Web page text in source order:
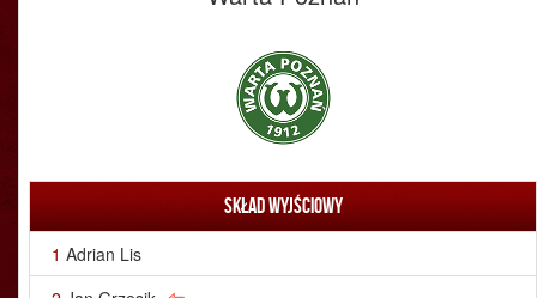
Skład wyjściowy
1 Adrian Lis